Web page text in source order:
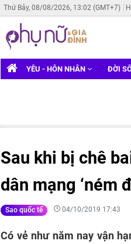
Thứ Bảy, 08/08/2026, 13:02 (GMT+7)
YÊU - HÔN NHÂN ĐỜI
Sau khi bị chê
dân mạng ‘ném
Sao quốc tế 04/10/2019 17:43
Có vẻ như năm nay vận